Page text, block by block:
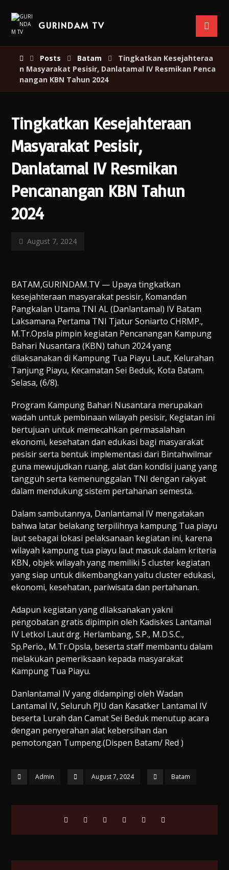
GURINDAM TV
Posts Batam
Tingkatkan Kesejahteraa
n Masyarakat Pesisir, Danlatamal IV Resmikan Penca
nangan KBN Tahun 2024
Tingkatkan Kesejahteraan
Masyarakat Pesisir,
Danlatamal IV Resmikan
Pencanangan KBN Tahun
2024
August 7, 2024
BATAM,GURINDAM.TV — Upaya tingkatkan
kesejahteraan masyarakat pesisir, Komandan
Pangkalan Utama TNI AL (Danlantamal) IV Batam
Laksamana Pertama TNI Tjatur Soniarto CHRMP.,
M.Tr.Opsla pimpin kegiatan Pencanangan Kampung
Bahari Nusantara (KBN) tahun 2024 yang
dilaksanakan di Kampung Tua Piayu Laut, Kelurahan
Tanjung Piayu, Kecamatan Sei Beduk, Kota Batam.
Selasa, (6/8).
Program Kampung Bahari Nusantara merupakan
wadah untuk pembinaan wilayah pesisir, Kegiatan ini
bertujuan untuk memecahkan permasalahan
ekonomi, kesehatan dan edukasi bagi masyarakat
pesisir serta bentuk implementasi dari Bintahwilmar
guna mewujudkan ruang, alat dan kondisi juang yang
tangguh serta kemenunggalan TNI dengan rakyat
dalam mendukung sistem pertahanan semesta.
Dalam sambutannya, Danlantamal IV mengatakan
bahwa latar belakang terpilihnya kampung Tua piayu
laut sebagai lokasi pelaksanaan kegiatan ini, karena
wilayah kampung tua piayu laut masuk dalam kriteria
KBN, objek wilayah yang memiliki 5 cluster kegiatan
yang siap untuk dikembangkan yaitu cluster edukasi,
ekonomi, kesehatan, pariwisata dan pertahanan.
Adapun kegiatan yang dilaksanakan yakni
pengobatan gratis dipimpin oleh Kadiskes Lantamal
IV Letkol Laut drg. Herlambang, S.P., M.D.S.C.,
Sp.Perio., M.Tr.Opsla, beserta staff membantu dalam
melakukan pemeriksaan kepada masyarakat
Kampung Tua Piayu.
Danlantamal IV yang didampingi oleh Wadan
Lantamal IV, Seluruh PJU dan Kasatker Lantamal IV
beserta Lurah dan Camat Sei Beduk menutup acara
dengan penyerahan alat kebersihan dan
pemotongan Tumpeng.(Dispen Batam/ Red )
Admin August 7, 2024 Batam